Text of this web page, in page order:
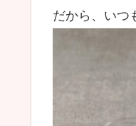
だから、いつ